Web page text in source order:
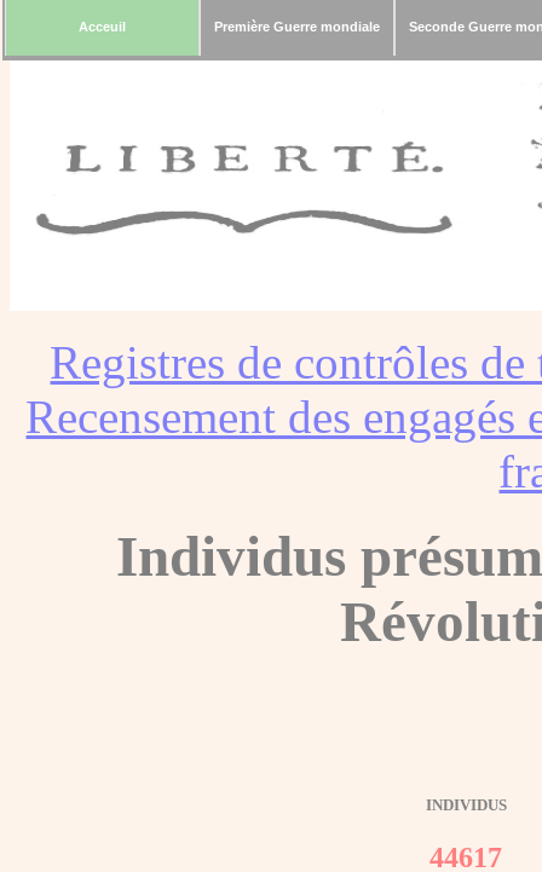
Acceuil Première Guerre mondiale Seconde Guerre
Registres de contrôles
Recensement des
Individus
INDIVIDUS
44617